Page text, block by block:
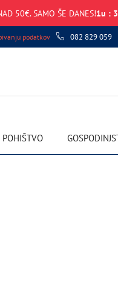
50€. SAMO ŠE DANES!1u :
podatkov 082 829 059
POHIŠTVO